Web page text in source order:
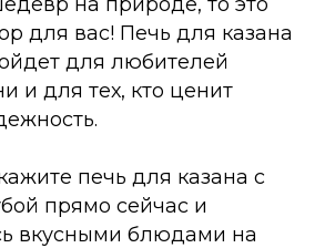
для вас! Печь для казана
для любителей
и для тех, кто ценит
печь для казана с
прямо сейчас и
вкусными блюдами на